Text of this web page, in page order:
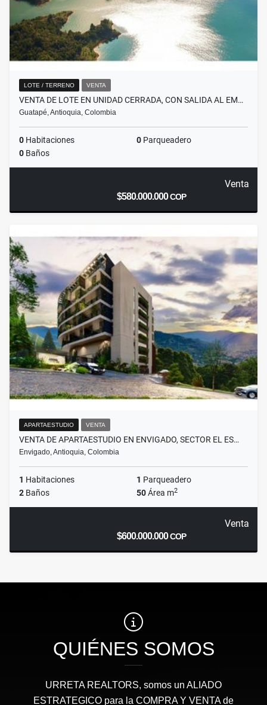
LOTE / TERRENO VENTA
VENTA DE LOTE EN UNIDAD CERRADA, CON SALIDA AL EM…
Guatapé, Antioquia, Colombia
0 Habitaciones 0 Parqueadero
0 Baños
Venta
$580.000.000COP
APARTAESTUDIO VENTA
VENTA DE APARTAESTUDIO EN ENVIGADO, SECTOR EL ES…
Envigado, Antioquia, Colombia
1 Habitaciones 1 Parqueadero
2 Baños 50Área m2
Venta
$600.000.000COP
QUIÉNES SOMOS
URRETA REALTORS, somos un ALIADO
ESTRATEGICO para la COMPRA Y VENTA de